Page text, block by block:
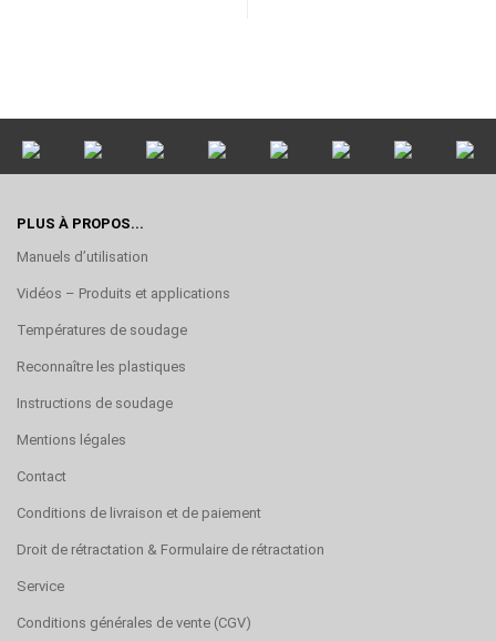
PLUS À PROPOS...
Manuels d’utilisation
Vidéos – Produits et applications
Températures de soudage
Reconnaître les plastiques
Instructions de soudage
Mentions légales
Contact
Conditions de livraison et de paiement
Droit de rétractation & Formulaire de rétractation
Service
Conditions générales de vente (CGV)